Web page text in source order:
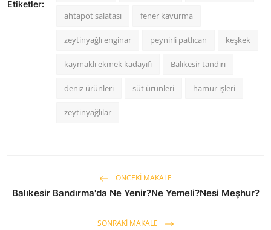
Etiketler:
ahtapot salatası fener kavurma
zeytinyağlı enginar peynirli patlıcan keşkek
kaymaklı ekmek kadayıfı Balıkesir tandırı
deniz ürünleri süt ürünleri hamur işleri
zeytinyağlılar
ÖNCEKI MAKALE
Balıkesir Bandırma'da Ne Yenir?Ne Yemeli?Nesi Meşhur?
SONRAKI MAKALE